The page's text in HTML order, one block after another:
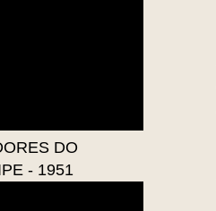
DO
- 1951